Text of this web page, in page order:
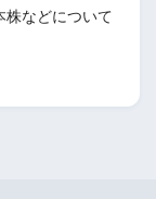
株などについて